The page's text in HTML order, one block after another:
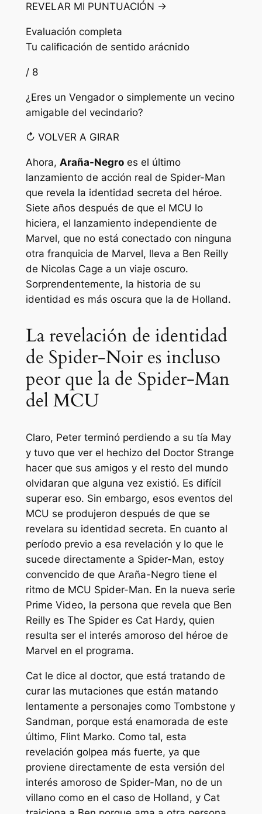
REVELAR MI PUNTUACIÓN →
Evaluación completa
Tu calificación de sentido arácnido
/ 8
¿Eres un Vengador o simplemente un vecino
amigable del vecindario?
↻ VOLVER A GIRAR
Ahora, Araña-Negroes el último
lanzamiento de acción real de Spider-Man
que revela la identidad secreta del héroe.
Siete años después de que el MCU lo
hiciera, el lanzamiento independiente de
Marvel, que no está conectado con ninguna
otra franquicia de Marvel, lleva a Ben Reilly
de Nicolas Cage a un viaje oscuro.
Sorprendentemente, la historia de su
identidad es más oscura que la de Holland.
La revelación de identidad
de Spider-Noir es incluso
peor que la de Spider-Man
del MCU
Claro, Peter terminó perdiendo a su tía May
y tuvo que ver el hechizo del Doctor Strange
hacer que sus amigos y el resto del mundo
olvidaran que alguna vez existió. Es difícil
superar eso. Sin embargo, esos eventos del
MCU se produjeron después de que se
revelara su identidad secreta. En cuanto al
período previo a esa revelación y lo que le
sucede directamente a Spider-Man, estoy
convencido de que Araña-Negrotiene el
ritmo de MCU Spider-Man. En la nueva serie
Prime Video, la persona que revela que Ben
Reilly es The Spider es Cat Hardy, quien
resulta ser el interés amoroso del héroe de
Marvel en el programa.
Cat le dice al doctor, que está tratando de
curar las mutaciones que están matando
lentamente a personajes como Tombstone y
Sandman, porque está enamorada de este
último, Flint Marko. Como tal, esta
revelación golpea más fuerte, ya que
proviene directamente de esta versión del
interés amoroso de Spider-Man, no de un
villano como en el caso de Holland, y Cat